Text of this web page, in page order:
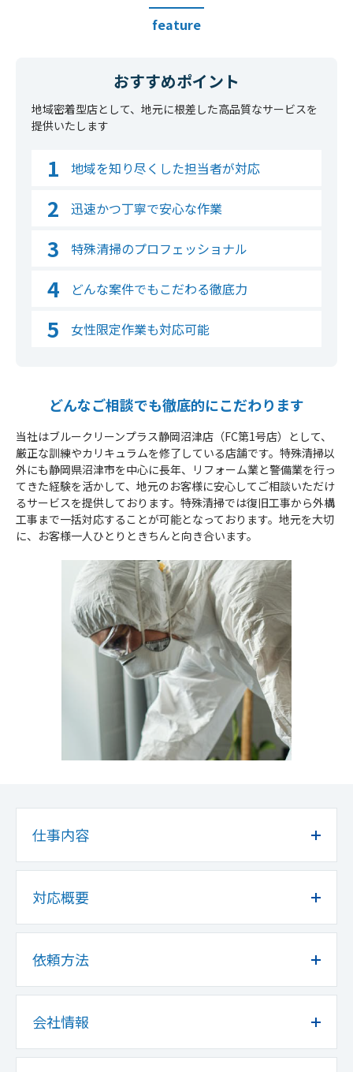
feature
おすすめポイント
地域密着型店として、地元に根差した高品質なサービスを
提供いたします
地域を知り尽くした担当者が対応
迅速かつ丁寧で安心な作業
特殊清掃のプロフェッショナル
どんな案件でもこだわる徹底力
女性限定作業も対応可能
どんなご相談でも徹底的にこだわります
当社はブルークリーンプラス静岡沼津店（FC第1号店）として、
厳正な訓練やカリキュラムを修了している店舗です。特殊清掃以
外にも静岡県沼津市を中心に長年、リフォーム業と警備業を行っ
てきた経験を活かして、地元のお客様に安心してご相談いただけ
るサービスを提供しております。特殊清掃では復旧工事から外構
工事まで一括対応することが可能となっております。地元を大切
に、お客様一人ひとりときちんと向き合います。
仕事内容
対応概要
依頼方法
会社情報